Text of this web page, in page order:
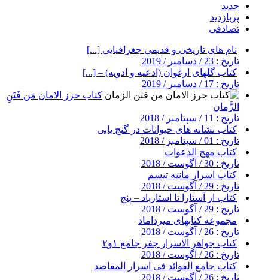
جدید
پربازدید
تصادفی
نام های تاریخی و قدیمی جغرافیایی [...]
تاریخ : 23 / دسامبر / 2019
کتاب گلهای ارغوان (ادعیه و ادویه) – [...]
تاریخ : 17 / دسامبر / 2019
کتاب حرز الامان مَن فَتَنِ
الزَّمان
تاریخ : 11 / سپتامبر / 2018
کتاب نشانه های حیوانات در گنج یابی
تاریخ : 01 / سپتامبر / 2018
کتاب مهج الدعوات
تاریخ : 30 / آگوست / 2018
کتاب اسرار مانیه تیسم
تاریخ : 29 / آگوست / 2018
کتاب از آستارا تا استارباد – پنج
تاریخ : 29 / آگوست / 2018
مجموعه کتابهای میرداماد
تاریخ : 26 / آگوست / 2018
کتاب جواهر الاسرار جفر جامع ۱و۲
تاریخ : 26 / آگوست / 2018
کتاب جامع الفوائد فی اسرار المقاصد
تاریخ : 26 / آگوست / 2018